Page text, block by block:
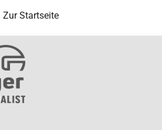
Zur Startseite